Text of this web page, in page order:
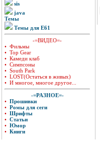
sis
java
Темы
Темы для E61
-=ВИДЕО=-
• Фильмы
• Top Gear
• Камеди клаб
• Симпсоны
• South Park
• LOST(Остаться в живых)
• И многое, многое другое...
-=РАЗНОЕ=-
• Прошивки
• Ромы для сеги
• Шрифты
• Статьи
• Юмор
• Книги